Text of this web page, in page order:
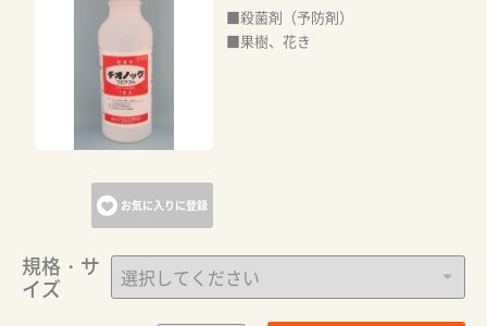
お気に入りに登録
■殺菌剤（予防剤）
■果樹、花き
規格・サ
イズ